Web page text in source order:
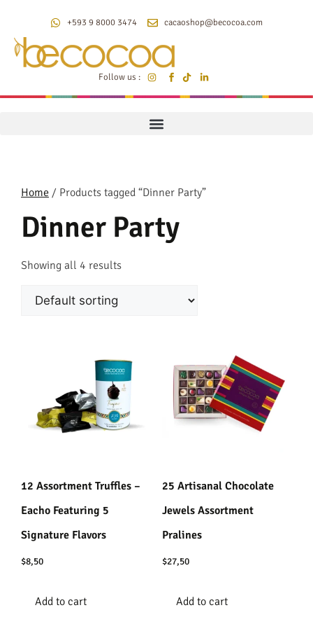
+593 9 8000 3474 cacaoshop@becocoa.com
Follow us :
Home / Products tagged “Dinner Party”
Dinner Party
Showing all 4 results
12 Assortment Truffles –
Eacho Featuring 5
Signature Flavors
$8,50
Add to cart
25 Artisanal Chocolate
Jewels Assortment
Pralines
$27,50
Add to cart